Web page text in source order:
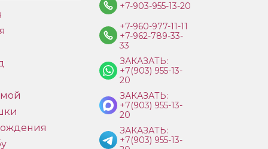
+7-903-955-13-20
+7-960-977-11-11
+7-962-789-33-
33
ЗАКАЗАТЬ:
+7(903) 955-13-
20
ЗАКАЗАТЬ:
+7(903) 955-13-
20
ЗАКАЗАТЬ:
+7(903) 955-13-